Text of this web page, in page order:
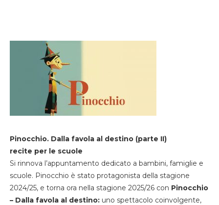
Pinocchio. Dalla favola al destino (parte II)
recite per le scuole
Si rinnova l’appuntamento dedicato a bambini, famiglie e
scuole. Pinocchio è stato protagonista della stagione
2024/25, e torna ora nella stagione 2025/26 con Pinocchio
– Dalla favola al destino: uno spettacolo coinvolgente,